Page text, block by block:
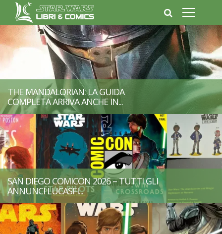
THE MANDALORIAN: LA GUIDA
COMPLETA ARRIVA ANCHE IN...
SAN DIEGO COMICON 2026 – TUTTI GLI
ANNUNCI LUCASFI...